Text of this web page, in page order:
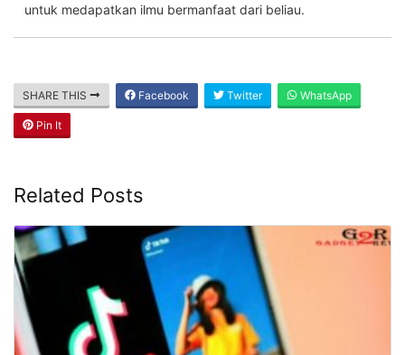
untuk medapatkan ilmu bermanfaat dari beliau.
SHARE THIS Facebook Twitter WhatsApp
Pin It
Related Posts